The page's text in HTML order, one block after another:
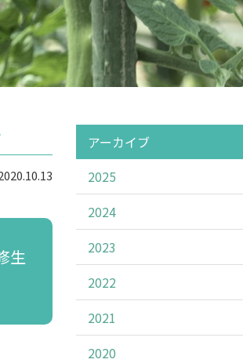
生
アーカイブ
2025
2024
2023
2022
2021
2020